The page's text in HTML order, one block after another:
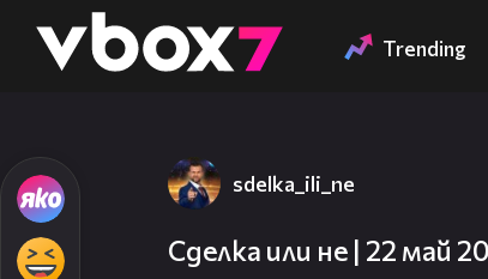
👾 Trending
sdelka_ili_ne
Сделка или не | 22 май